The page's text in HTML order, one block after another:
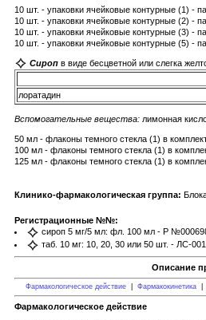
10 шт. - упаковки ячейковые контурные (1) -
10 шт. - упаковки ячейковые контурные (2) -
10 шт. - упаковки ячейковые контурные (3) -
10 шт. - упаковки ячейковые контурные (5) -
Сироп в виде бесцветной или слегка
лоратадин
Вспомогательные вещества: лимонная
50 мл - флаконы темного стекла (1) в
100 мл - флаконы темного стекла (1) в
125 мл - флаконы темного стекла (1) в
Клинико-фармакологическая группа:
Регистрационные №№:
сироп 5 мг/5 мл: фл. 100 мл - Р
таб. 10 мг: 10, 20, 30 или 50 шт. - ЛС-
Описание
Фармакологическое действие| Фармакокинетика|
Фармакологическое действие